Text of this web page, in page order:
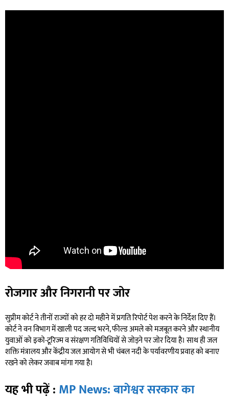
रोजगार और निगरानी पर जोर
सुप्रीम कोर्ट ने तीनों राज्यों को हर दो महीने में प्रगति रिपोर्ट पेश करने के निर्देश दिए हैं।
कोर्ट ने वन विभाग में खाली पद जल्द भरने, फील्ड अमले को मजबूत करने और स्थानीय
युवाओं को इको-टूरिज्म व संरक्षण गतिविधियों से जोड़ने पर जोर दिया है। साथ ही जल
शक्ति मंत्रालय और केंद्रीय जल आयोग से भी चंबल नदी के पर्यावरणीय प्रवाह को बनाए
रखने को लेकर जवाब मांगा गया है।
यह भी पढ़ें : MP News: बागेश्वर सरकार का